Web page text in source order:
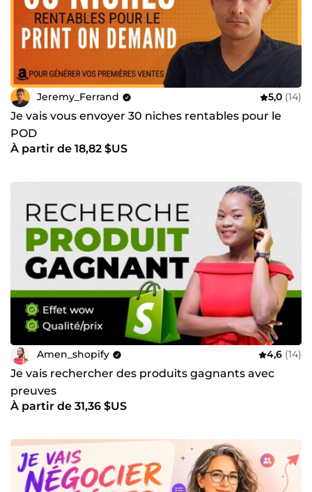
Jeremy_Ferrand 5,0 (14)
Je vais vous envoyer 30 niches rentables pour le
POD
À partir de 18,82 $US
Amen_shopify 4,6 (14)
Je vais rechercher des produits gagnants avec
preuves
À partir de 31,36 $US